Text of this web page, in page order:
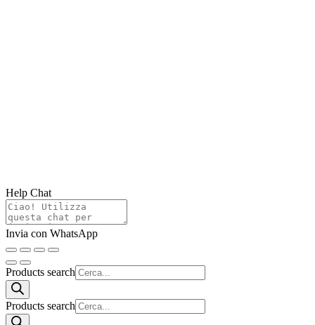
Help Chat
Invia con WhatsApp
Products search
Products search